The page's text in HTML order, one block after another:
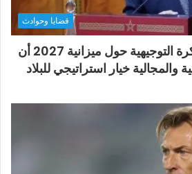
قضايا وحوادث
أخنوش يؤكد في المذكرة التوجيهية حول ميزانية 2027 أن
والمجالية خيار استراتيجي للبلاد